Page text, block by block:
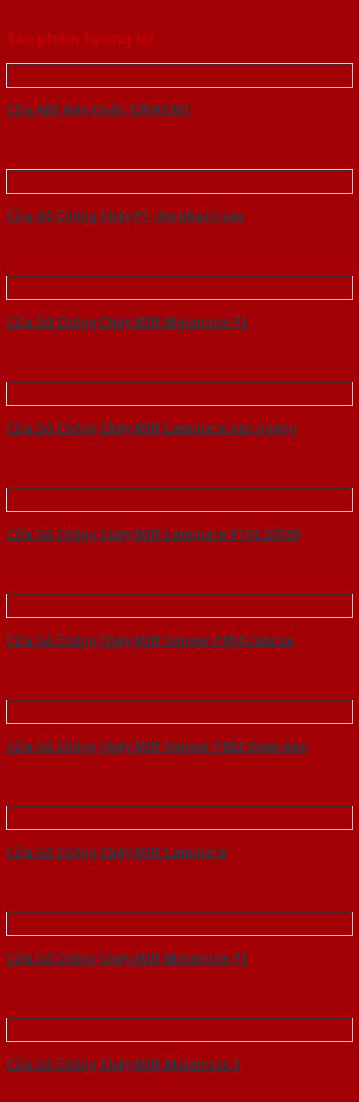
Sản phẩm tương tự
Cửa ABS Hàn Quốc 120 K0201
Cửa Gỗ Chống Cháy P1 cho khach san
Cửa Gỗ Chống Cháy MDF Melamine P1
Cửa Gỗ Chống Cháy MDF Laminate van ngang
Cửa Gỗ Chống Cháy MDF Laminate P1R2 23029
Cửa Gỗ Chống Cháy MDF Veneer P1R4 Cam xe
Cửa Gỗ Chống Cháy MDF Veneer P1R2 Xoan dao
Cửa Gỗ Chống Cháy MDF Laminate
Cửa Gỗ Chống Cháy MDF Melamine P1
Cửa Gỗ Chống Cháy MDF Melamine 1